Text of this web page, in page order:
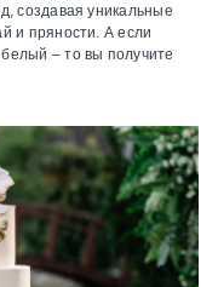
создавая уникальные
и пряности. А если
– то вы получите